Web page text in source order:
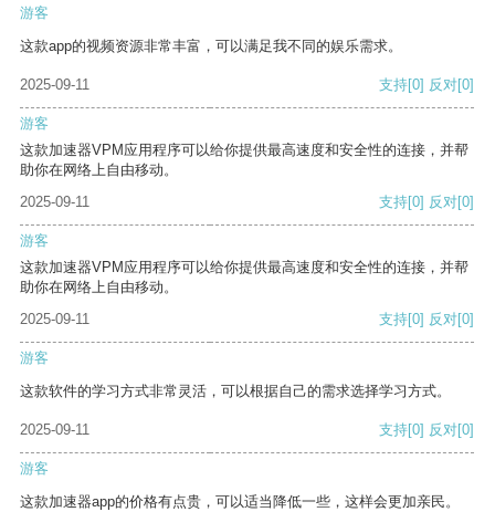
游客
这款app的视频资源非常丰富，可以满足我不同的娱乐需求。
2025-09-11 支持[0] 反对[0]
游客
这款加速器VPM应用程序可以给你提供最高速度和安全性的连接，并帮
助你在网络上自由移动。
2025-09-11
支持[0] 反对[0]
游客
这款加速器VPM应用程序可以给你提供最高速度和安全性的连接，并帮
助你在网络上自由移动。
2025-09-11
支持[0] 反对[0]
游客
这款软件的学习方式非常灵活，可以根据自己的需求选择学习方式。
2025-09-11 支持[0] 反对[0]
游客
这款加速器app的价格有点贵，可以适当降低一些，这样会更加亲民。